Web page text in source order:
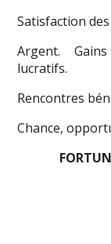
Satisfaction
Argent.
lucratifs.
Rencontres
Chance,